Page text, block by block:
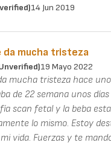
14 Jun 2019
da mucha tristeza
19 Mayo 2022
mucha tristeza hace
de 22 semana unos
scan fetal y la beba
lo mismo. Estoy
vida. Fuerzas y te